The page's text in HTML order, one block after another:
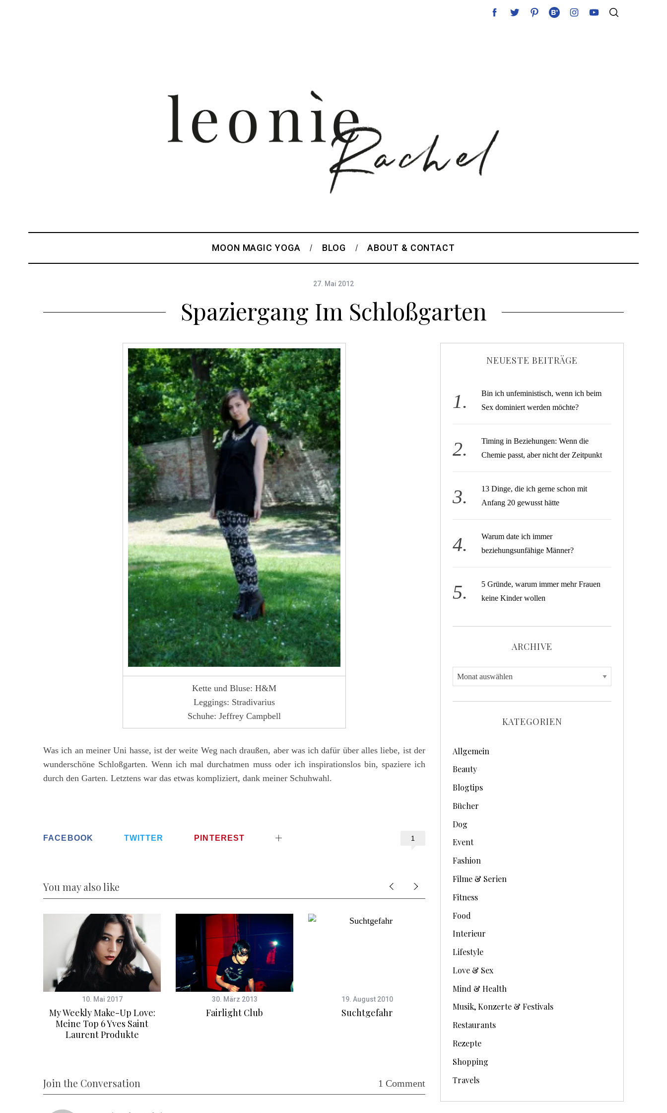
MOON MAGIC YOGA BLOG ABOUT & CONTACT
27. Mai 2012
Spaziergang Im Schloßgarten
Kette und Bluse: H&M
Leggings: Stradivarius
Schuhe: Jeffrey Campbell
Was ich an meiner Uni hasse, ist der weite Weg nach draußen, aber was ich dafür über alles liebe, ist der
wunderschöne Schloßgarten. Wenn ich mal durchatmen muss oder ich inspirationslos bin, spaziere ich
durch den Garten. Letztens war das etwas kompliziert, dank meiner Schuhwahl.
1
FACEBOOK TWITTER PINTEREST
You may also like
10. Mai 2017
My Weekly Make-Up Love:
Meine Top 6 Yves Saint
Laurent Produkte
30. März 2013
Fairlight Club
19. August 2010
Suchtgefahr New In // SSUR
Join the Conversation 1 Comment
NEUESTE BEITRÄGE
Bin ich unfeministisch, wenn ich beim
Sex dominiert werden möchte?
Timing in Beziehungen: Wenn die
Chemie passt, aber nicht der Zeitpunkt
13 Dinge, die ich gerne schon mit
Anfang 20 gewusst hätte
Warum date ich immer
beziehungsunfähige Männer?
5 Gründe, warum immer mehr Frauen
keine Kinder wollen
ARCHIVE
A
r
c
e
KATEGORIEN
Allgemein
Beauty
Blogtips
Bücher
Dog
Event
Fashion
Filme & Serien
Fitness
Food
Interieur
Lifestyle
Love & Sex
Mind & Health
Musik, Konzerte & Festivals
Restaurants
Rezepte
Shopping
Travels
o
r
: